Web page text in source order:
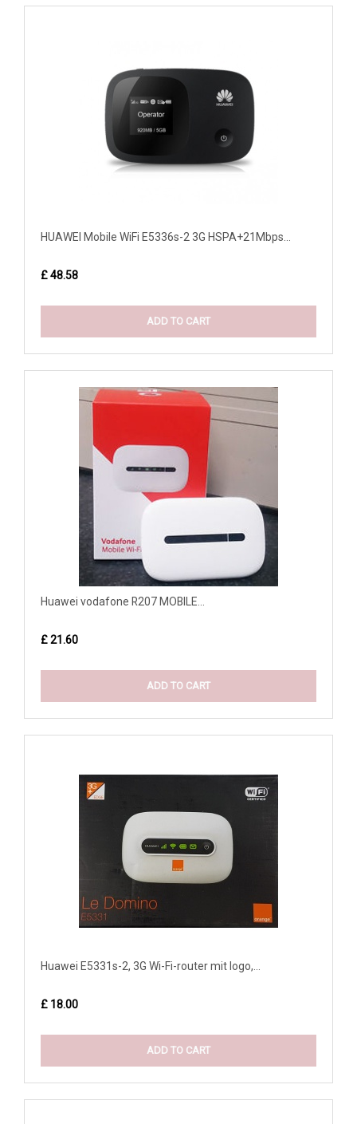
HUAWEI Mobile WiFi E5336s-2 3G HSPA+21Mbps...
£ 48.58
ADD TO CART
Huawei vodafone R207 MOBILE...
£ 21.60
ADD TO CART
Huawei E5331s-2, 3G Wi-Fi-router mit logo,...
£ 18.00
ADD TO CART